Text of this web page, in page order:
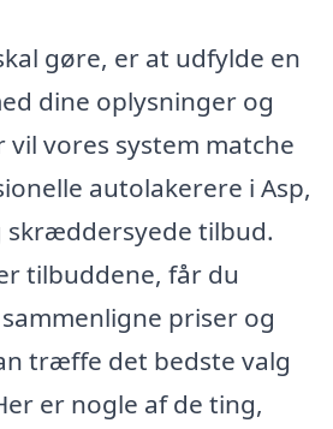
gøre, er at udfylde en
dine oplysninger og
vil vores system matche
autolakerere i Asp,
skræddersyede tilbud.
tilbuddene, får du
priser og
træffe det bedste valg
er nogle af de ting,